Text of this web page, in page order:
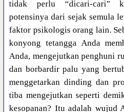
tidak perlu “dicari-cari”
potensinya dari sejak semula
faktor psikologis orang lain.
konyong tetangga Anda
Anda, mengejutkan penghuni
dan borbardir palu yang
menggetarkan dinding dan
tiba mengejutkan seperti
kesopanan? Itu adalah wujud